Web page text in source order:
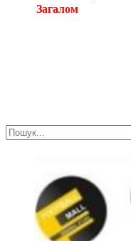
Загалом